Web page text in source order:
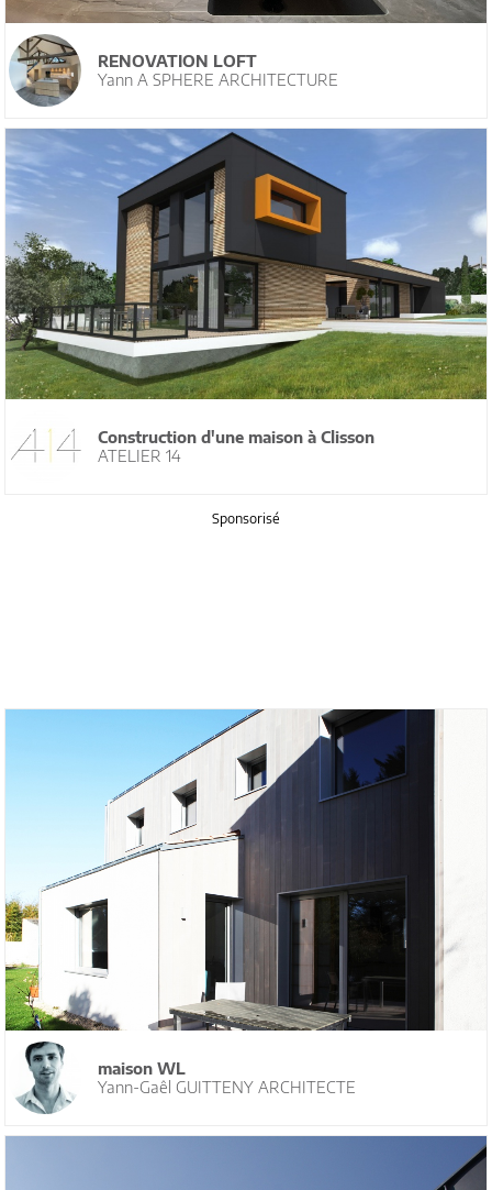
RENOVATION LOFT
Yann A SPHERE ARCHITECTURE
Construction d'une maison à Clisson
ATELIER 14
Sponsorisé
maison WL
Yann-Gaêl GUITTENY ARCHITECTE